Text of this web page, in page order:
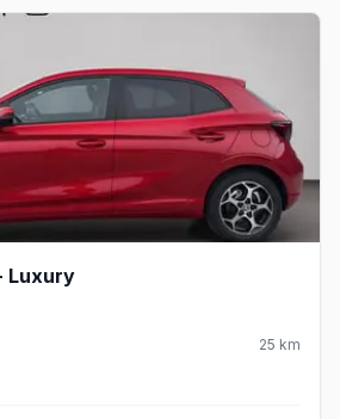
Luxury
25 km